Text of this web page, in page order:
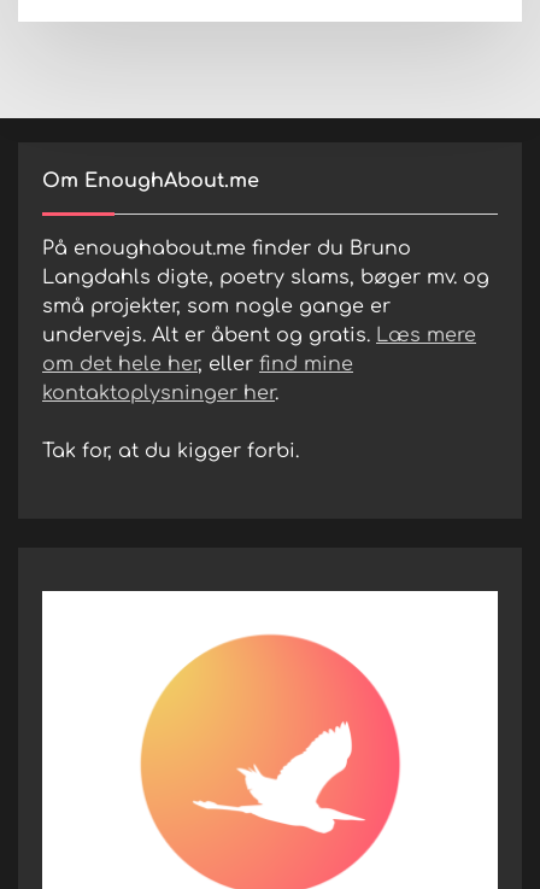
Om EnoughAbout.me
På enoughabout.me finder du Bruno
Langdahls digte, poetry slams, bøger mv. og
små projekter, som nogle gange er
undervejs. Alt er åbent og gratis. Læs mere
om det hele her, eller find mine
kontaktoplysninger her.
Tak for, at du kigger forbi.